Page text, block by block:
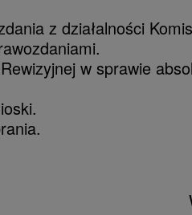
z działalności
w sprawie